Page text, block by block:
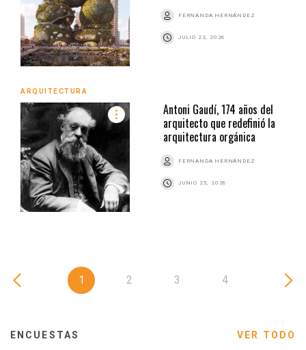
FERNANDA HERNÁNDEZ
JULIO 22, 2026
ARQUITECTURA
Antoni Gaudí, 174 años del
arquitecto que redefinió la
arquitectura orgánica
FERNANDA HERNÁNDEZ
JUNIO 25, 2026
1 2 3 4
ENCUESTAS VER TODO